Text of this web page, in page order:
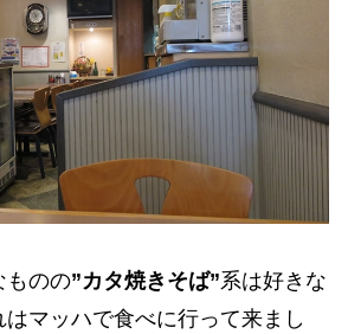
ものの”カタ焼きそば”系は好きな
マッハで食べに行って来まし